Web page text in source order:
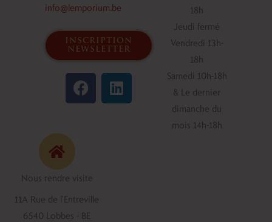
info@lemporium.be
inscription
newsletter
F
a
c
k
L
i
n
18h
Jeudi fermé
Vendredi 13h-
18h
Samedi 10h-18h
& Le dernier
dimanche du
mois 14h-18h
Nous rendre visite
11A Rue de l'Entreville
6540 Lobbes - BE